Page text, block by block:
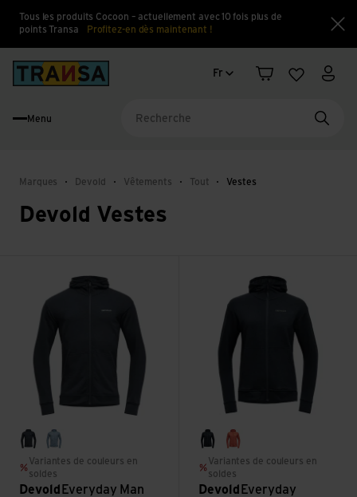
Tous les produits Cocoon – actuellement avec 10 fois plus de
points Transa
Profitez-en dès maintenant !
Changement de langue
Fr
PanierListe Mon
Menu
Marques Devold Vêtements Tout Vestes
Devold Vestes
ink skyblue
Variantes de couleurs en
soldes
Devold Everyday Man
ink coral
Variantes de couleurs en
soldes
Devold Everyday